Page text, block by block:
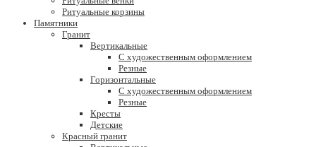
Ритуальные корзины
Памятники
Гранит
Вертикальные
С художественным оформлением
Резные
Горизонтальные
С художественным оформлением
Резные
Кресты
Детские
Красный гранит